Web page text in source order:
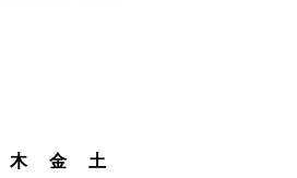
木 金
土